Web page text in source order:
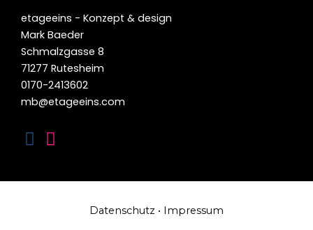
etageeins - Konzept & design
Mark Baeder
Schmalzgasse 8
71277 Rutesheim
0170-2413602
mb@etageeins.com
Datenschutz • Impressum